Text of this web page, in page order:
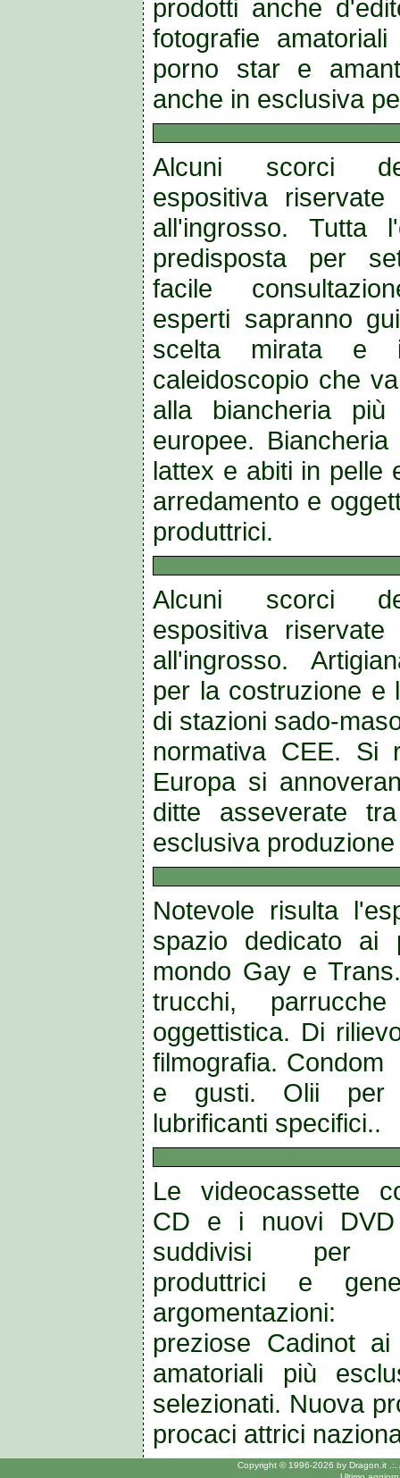
prodotti anche
fotografie
porno star e
anche in esclusiva
Alcuni scorci
espositiva
all'ingrosso. Tutta
predisposta per
facile
esperti sapranno
scelta mirata e
caleidoscopio che
alla biancheria
europee.
lattex e abiti in pelle
arredamento e
produttrici.
Alcuni scorci
espositiva
all'ingrosso.
per la costruzione e
di stazioni sado-
normativa CEE. Si
Europa si
ditte asseverate
esclusiva
Notevole risulta
spazio dedicato ai
mondo Gay e
trucchi,
oggettistica. Di
filmografia.
e gusti. Olii per
lubrificanti specifici..
Le videocassette
CD e i nuovi DVD
suddivisi per
produttrici e
argomentazioni:
preziose Cadinot
amatoriali più
selezionati. Nuova
procaci attrici
Copyright © 1996-2026 by Dragon.it .:.